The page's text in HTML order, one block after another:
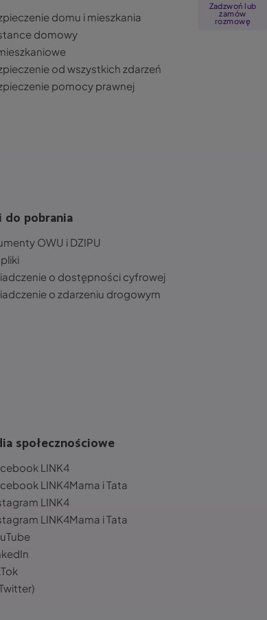
domu i mieszkania
domowy
od wszystkich zdarzeń
pomocy prawnej
do pobrania
OWU i DZIPU
o dostępności cyfrowej
o zdarzeniu drogowym
społecznościowe
LINK4
LINK4Mama i Tata
LINK4
LINK4Mama i Tata
Zadzwoń lub
zamów
rozmowę